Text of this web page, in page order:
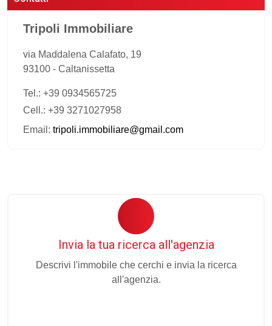
Tripoli Immobiliare
via Maddalena Calafato, 19
93100 - Caltanissetta
Tel.: +39 0934565725
Cell.: +39 3271027958
Email: tripoli.immobiliare@gmail.com
Invia la tua ricerca all'agenzia
Descrivi l'immobile che cerchi e invia la ricerca
all'agenzia.